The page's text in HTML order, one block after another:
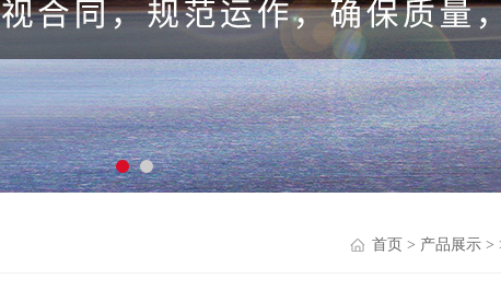
首页 > 产品展示 >